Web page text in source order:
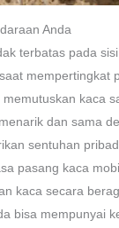
Anda
terbatas pada
mempertingkat
kaca
dan sama
sentuhan
pasang kaca
kaca secara
bisa mempunyai